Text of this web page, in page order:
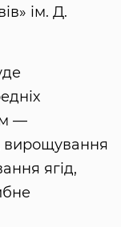
ім. Д.
—
вирощування
ягід,